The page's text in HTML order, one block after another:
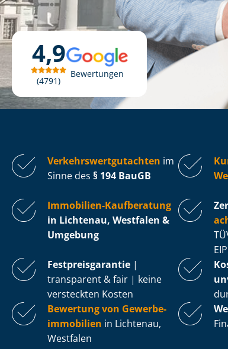
4,9
4791
Bewertungen
Ver­kehrs­wert­gut­ach­ten im
Sinne des § 194 BauGB
Immobilien-Kaufberatung
in Lichtenau, Westfalen &
Umgebung
Fest­preis­ga­ran­tie |
transparent & fair | keine
versteckten Kosten
Bewertung von Ge­wer­be­
im­mo­bi­li­en in Lichtenau,
Westfalen